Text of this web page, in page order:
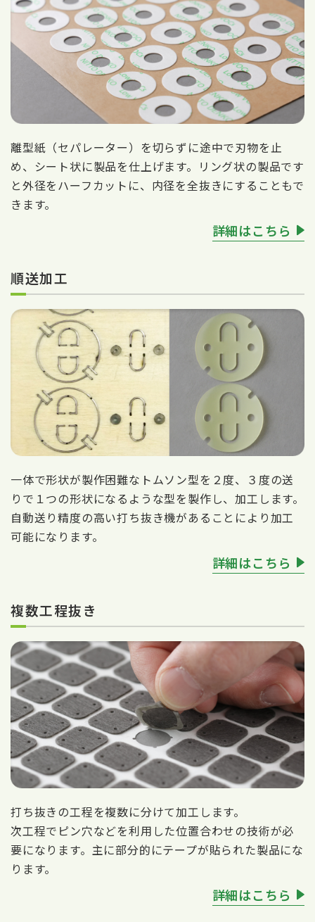
離型紙（セパレーター）を切らずに途中で刃物を止
め、シート状に製品を仕上げます。リング状の製品です
と外径をハーフカットに、内径を全抜きにすることもで
きます。
詳細はこちら
順送加工
一体で形状が製作困難なトムソン型を２度、３度の送
りで１つの形状になるような型を製作し、加工します。
自動送り精度の高い打ち抜き機があることにより加工
可能になります。
詳細はこちら
複数工程抜き
打ち抜きの工程を複数に分けて加工します。
次工程でピン穴などを利用した位置合わせの技術が必
要になります。主に部分的にテープが貼られた製品にな
ります。
詳細はこちら